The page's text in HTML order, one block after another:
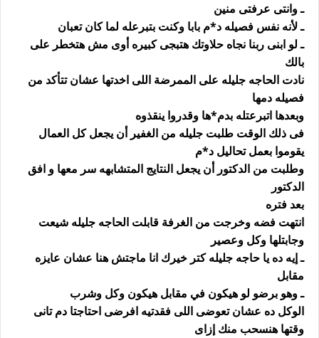
ـ وانتى عرفتى منين
ـ لأنه نفس فصيله د*م بابا وكنت بتبرعله لما كان تعبان
ـ لو ابنى ربنا نجاه حلاوتك هتبجى كبيره أوى مش هتخطر على
بالك
نادت الحاجه جليله على الممرضة اللى اخدتها عشان تتأكد من
فصيله دمها
وبعدها اتبرعتله بدم*ها وقدروا ينقذوه
فى ذلك الوقت طلبت جليله من الغفير أن يجعل كل العمال
يقوموا بعمل تحاليل د*م
وطلبت من الدكتور أن يجعل النتايج المتشابهه سر معها و افق
الدكتور
بعد فتره
انتهت فضه وخرجت من الغرفة قابلت الحاجه جليله شيعت
وجابتلها وكل وعصير
ـ إيه ده يا حاجه جليله كتر خيرك انا ماجتش هنا عشان عايزه
مقابل
ـ وهو برضو لو هيكون في مقابل هيكون وكل وشرب
الوكل ده عشان تعوضى اللى فقدتيه افرضى احتاجتا دم تانى
وقتها هنسحب منك إزاى